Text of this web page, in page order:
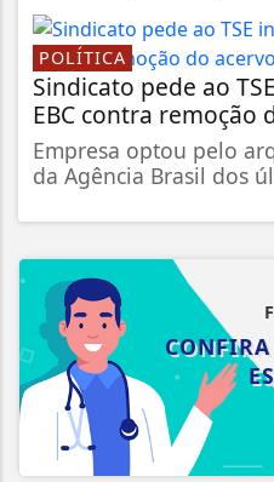
POLÍTICA
Sindicato pede ao
EBC contra remoção
Empresa optou pelo
da Agência Brasil dos